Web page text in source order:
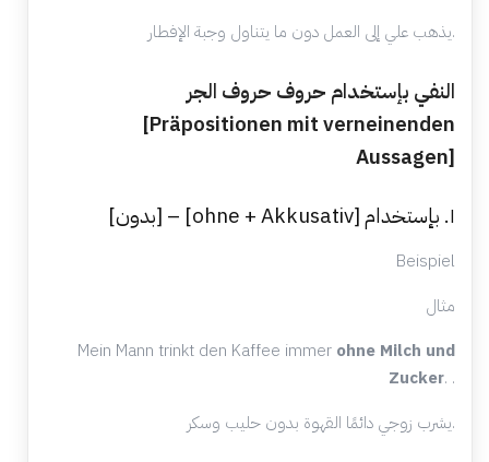
يذهب علي إلى العمل دون ما يتناول وجبة الإفطار.
النفي بإستخدام حروف حروف الجر
[Präpositionen mit verneinenden
Aussagen]
١. بإستخدام [ohne + Akkusativ] – [بدون]
Beispiel
مثال
Mein Mann trinkt den Kaffee immer ohne Milch und
Zucker. .
يشرب زوجي دائمًا القهوة بدون حليب وسكر.